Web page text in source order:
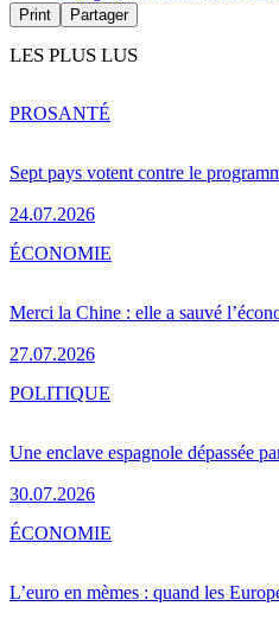
Print Partager
LES PLUS LUS
Sept pays votent contre le
24.07.2026
PROSANTÉ
Merci la Chine : elle a sauvé
27.07.2026
ÉCONOMIE
Une enclave espagnole dépassée
30.07.2026
POLITIQUE
L’euro en mèmes : quand les
ÉCONOMIE